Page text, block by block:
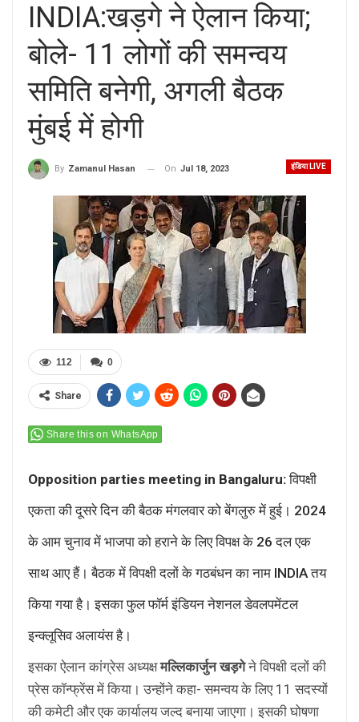
INDIA:खड़गे ने ऐलान किया;
बोले- 11 लोगों की समन्वय
समिति बनेगी, अगली बैठक
मुंबई में होगी
इंडिया LIVE
By Zamanul Hasan On Jul 18, 2023
0
112
Share
Share this on WhatsApp
Opposition parties meeting in Bangaluru:विपक्षी
एकता की दूसरे दिन की बैठक मंगलवार को बेंगलुरु में हुई। 2024
के आम चुनाव में भाजपा को हराने के लिए विपक्ष के 26 दल एक
साथ आए हैं। बैठक में विपक्षी दलों के गठबंधन का नाम INDIA तय
किया गया है। इसका फुल फॉर्म इंडियन नेशनल डेवलपमेंटल
इन्क्लूसिव अलायंस है।
इसका ऐलान कांग्रेस अध्यक्षमल्लिकार्जुन खड़गेने विपक्षी दलों की
प्रेस कॉन्फ्रेंस में किया। उन्होंने कहा- समन्वय के लिए 11 सदस्यों
की कमेटी और एक कार्यालय जल्द बनाया जाएगा। इसकी घोषणा